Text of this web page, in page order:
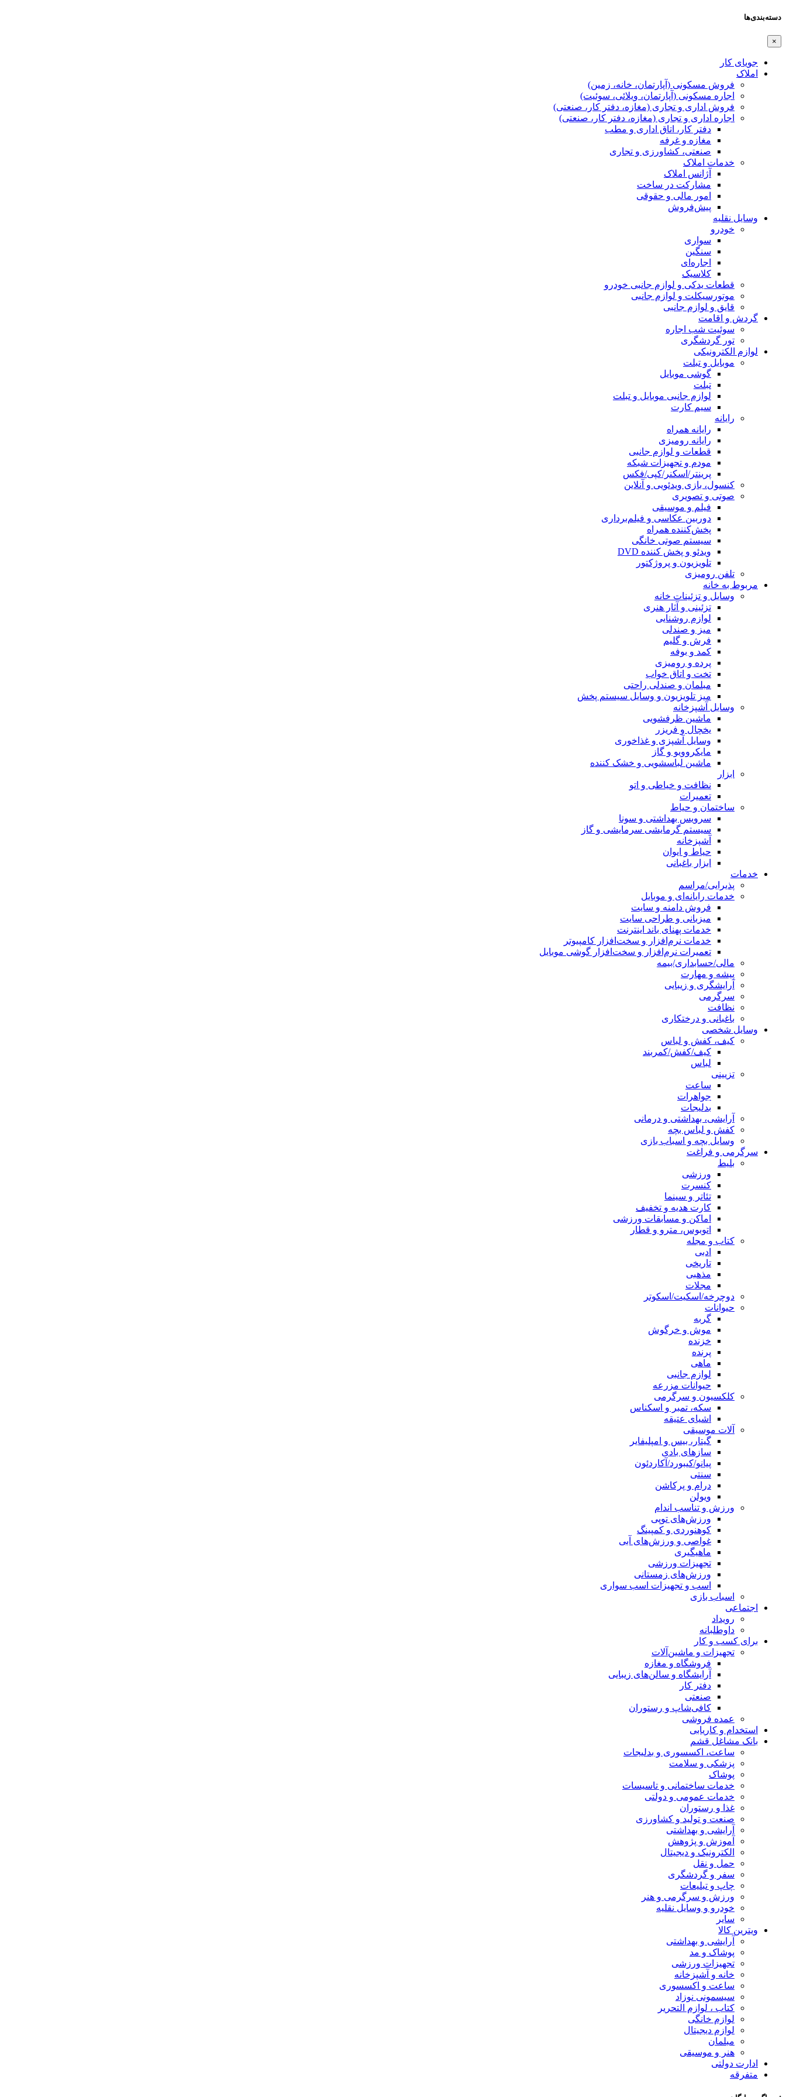
دسته‌بندی‌ها
×
جویای کار
املاک
فروش مسکونی (آپارتمان، خانه، زمین)
اجاره مسکونی (آپارتمان، ویلائی، سوئیت)
فروش اداری و تجاری (مغازه، دفتر کار، صنعتی)
اجاره اداری و تجاری (مغازه، دفتر کار، صنعتی)
دفتر کار، اتاق اداری و مطب
مغازه و غرفه
صنعتی،‌ کشاورزی و تجاری
خدمات املاک
آژانس املاک
مشارکت در ساخت
امور مالی و حقوقی
پیش‌فروش
وسایل نقلیه
خودرو
سواری
سنگین
اجاره‌ای
کلاسیک
قطعات یدکی و لوازم جانبی خودرو
موتورسیکلت و لوازم جانبی
قایق و لوازم جانبی
گردش و اقامت
سوئیت شب اجاره
تور گردشگری
لوازم الکترونیکی
موبایل و تبلت
گوشی موبایل
تبلت
لوازم جانبی موبایل و تبلت
سیم کارت
رایانه
رایانه همراه
رایانه رومیزی
قطعات و لوازم جانبی
مودم و تجهیزات شبکه
پرینتر/اسکنر/کپی/فکس
کنسول، بازی‌ ویدئویی و آنلاین
صوتی و تصویری
فیلم و موسیقی
دوربین عکاسی و فیلم‌برداری
پخش‌کننده همراه
سیستم صوتی خانگی
ویدئو و پخش کننده DVD
تلویزیون و پروژکتور
تلفن رومیزی
مربوط به خانه
وسایل و تزئینات خانه
تزئینی و آثار هنری
لوازم روشنایی
میز و صندلی
فرش و گلیم
کمد و بوفه
پرده و رومیزی
تخت و اتاق خواب
مبلمان و صندلی راحتی
میز تلویزیون و وسایل سیستم پخش
وسایل آشپزخانه
ماشین ظرفشویی
یخچال و فریزر
وسایل آشپزی و غذاخوری
مایکروویو و گاز
ماشین لباسشویی و خشک کننده
ابزار
نظافت و خیاطی و اتو
تعمیرات
ساختمان و حیاط
سرویس بهداشتی و سونا
سیستم گرمایشی سرمایشی و گاز
آشپزخانه
حیاط و ایوان
ابزار باغبانی
خدمات
پذیرایی/مراسم
خدمات رایانه‌ای و موبایل
فروش دامنه و سایت
میزبانی و طراحی سایت
خدمات پهنای باند اینترنت
خدمات نرم‌افزار و سخت‌افزار کامپیوتر
تعمیرات نرم‌افزار و سخت‌افزار گوشی موبایل
مالی/حسابداری/بیمه
پیشه و مهارت
آرایشگری و زیبایی
سرگرمی
نظافت
باغبانی و درختکاری
وسایل شخصی
کیف، کفش و لباس
کیف/کفش/کمربند
لباس
تزیینی
ساعت
جواهرات
بدلیجات
آرایشی، بهداشتی و درمانی
کفش و لباس بچه
وسایل بچه و اسباب بازی
سرگرمی و فراغت
بلیط
ورزشی
کنسرت
تئاتر و سینما
کارت هدیه و تخفیف
اماکن و مسابقات ورزشی
اتوبوس، مترو و قطار
کتاب و مجله
ادبی
تاریخی
مذهبی
مجلات
دوچرخه/اسکیت/اسکوتر
حیوانات
گربه
موش و خرگوش
خزنده
پرنده
ماهی
لوازم جانبی
حیوانات مزرعه
کلکسیون و سرگرمی
سکه، تمبر و اسکناس
اشیای عتیقه
آلات موسیقی
گیتار، بیس و امپلیفایر
سازهای بادی
پیانو/کیبورد/آکاردئون
سنتی
درام و پرکاشن
ویولن
ورزش و تناسب اندام
ورزش‌های توپی
کوهنوردی و کمپینگ
غواصی و ورزش‌های آبی
ماهیگیری
تجهیزات ورزشی
ورزش‌های زمستانی
اسب و تجهیزات اسب سواری
اسباب‌ بازی
اجتماعی
رویداد
داوطلبانه
برای کسب و کار
تجهیزات و ماشین‌آلات
فروشگاه و مغازه
آرایشگاه و سالن‌های زیبایی
دفتر کار
صنعتی
کافی‌شاپ و رستوران
عمده فروشی
استخدام و کاریابی
بانک مشاغل قشم
ساعت، اکسسوری و بدلیجات
پزشکی و سلامت
پوشاک
خدمات ساختمانی و تاسیسات
خدمات عمومی و دولتی
غذا و رستوران
صنعت و تولید و کشاورزی
آرایشی و بهداشتی
آموزش و پژوهش
الکترونیک و دیجیتال
حمل و نقل
سفر و گردشگری
چاپ و تبلیعات
ورزش و سرگرمی و هنر
خودرو و وسایل نقلیه
سایر
ویترین کالا
آرایشی و بهداشتی
پوشاک و مد
تجهیزات ورزشی
خانه و آشپزخانه
ساعت و اکسسوری
سیسمونی نوزاد
کتاب ، لوازم التحریر
لوازم خانگی
لوازم دیجیتال
مبلمان
هنر و موسیقی
ادارت دولتی
متفرقه